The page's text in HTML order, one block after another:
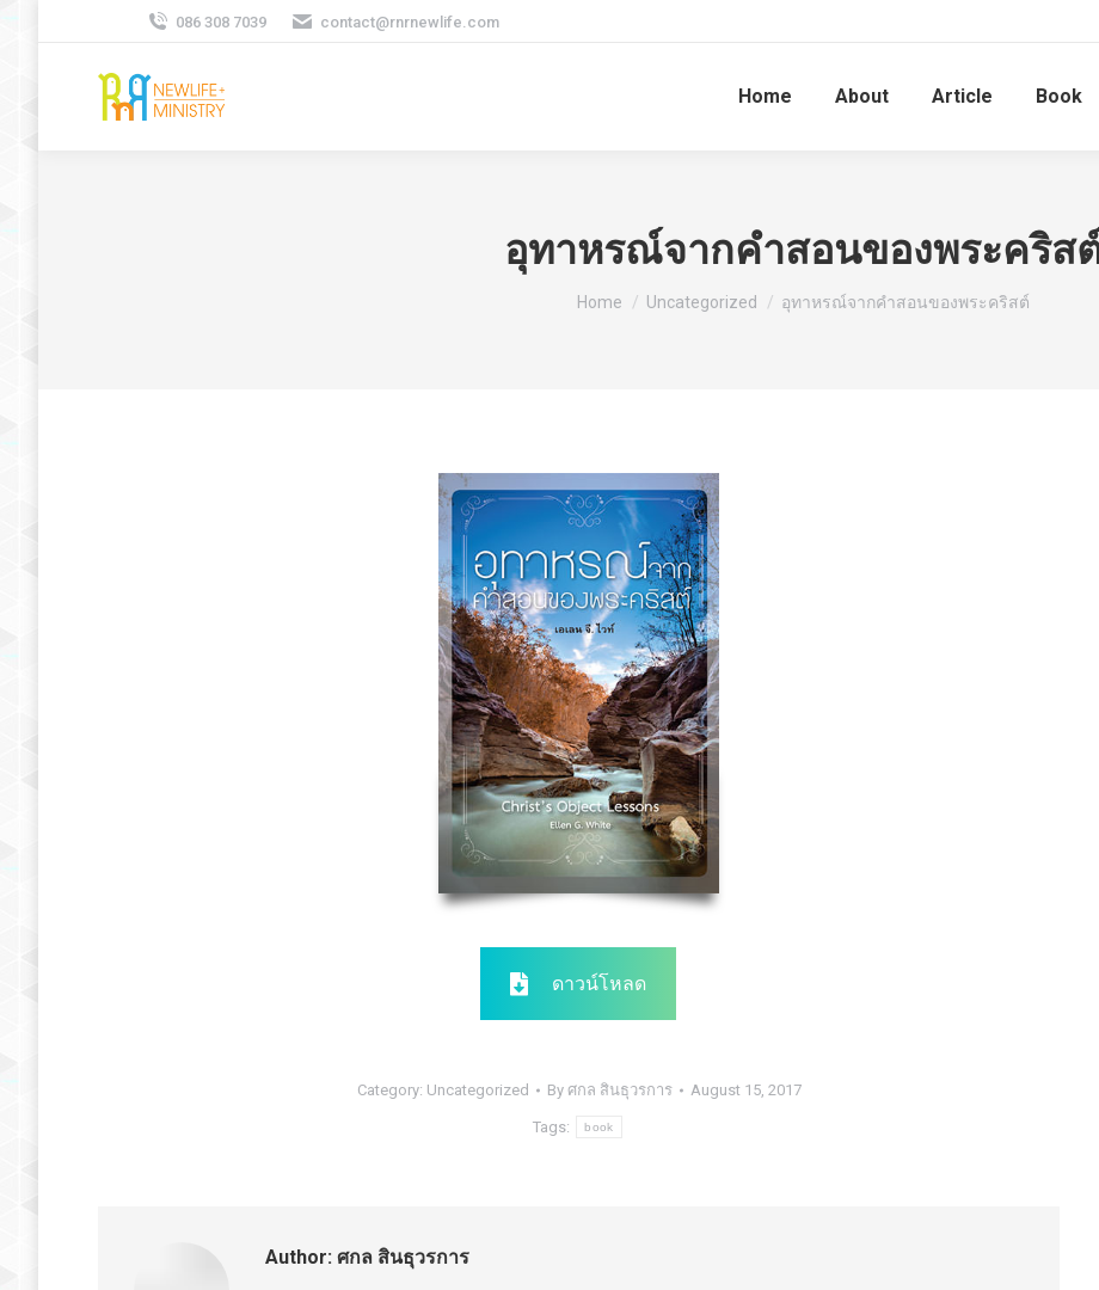
086 308 7039 contact@rnrnewlife.com
Home About Article Book
อุทาหรณ์จากคำสอนของพระคริส
You are here:
Home Uncategorized อุทาหรณ์จากคำสอนของพระคริสต์
ดาวน์โหลด
Category: Uncategorized By ศกล สินธุวรการ August 15, 2017
Tags: book
Author: ศกล สินธุวรการ